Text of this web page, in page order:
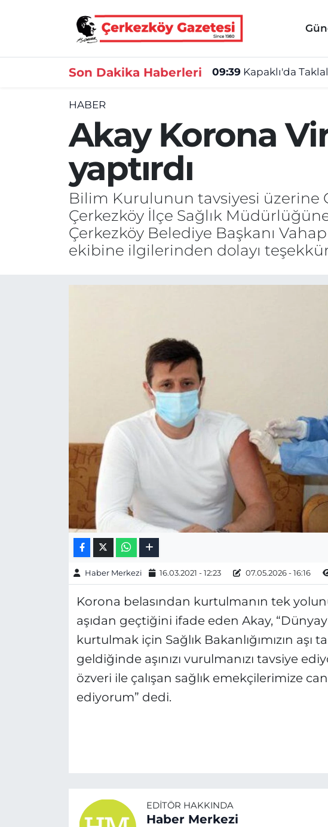
Son Dakika Haberleri 09:39 Kapaklı'da
HABER
Akay Korona
yaptırdı
Bilim Kurulunun tavsiyesi üzerine
Çerkezköy İlçe Sağlık Müdürlüğüne
Çerkezköy Belediye Başkanı
ekibine ilgilerinden dolayı
Haber Merkezi 16.03.2021 - 12:23 07.05.2026 - 16:16
Korona belasından kurtulmanın tek
aşıdan geçtiğini ifade eden Akay,
kurtulmak için Sağlık Bakanlığımızın aşı
geldiğinde aşınızı vurulmanızı tavsiye
özveri ile çalışan sağlık emekçilerimize
ediyorum” dedi.
EDITÖR HAKKINDA
Haber Merkezi
Ekonomi
Gündem
Kültür&Sanat
Manşet
SAĞLIK
Tekirdağ Nöbetçi Eczaneler
Tekirdağ Hava Durumu
Tekirdağ Namaz Vakitleri
Tekirdağ Trafik Yoğunluk Haritası
Süper Lig Puan Durumu ve Fikstür
Tüm Manşetler
Son Dakika Haberleri
Haber Arşivi